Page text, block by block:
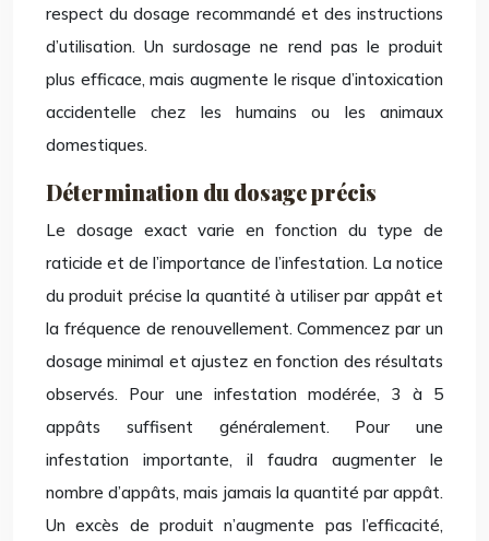
respect du dosage recommandé et des instructions
d’utilisation. Un surdosage ne rend pas le produit
plus efficace, mais augmente le risque d’intoxication
accidentelle chez les humains ou les animaux
domestiques.
Détermination du dosage précis
Le dosage exact varie en fonction du type de
raticide et de l’importance de l’infestation. La notice
du produit précise la quantité à utiliser par appât et
la fréquence de renouvellement. Commencez par un
dosage minimal et ajustez en fonction des résultats
observés. Pour une infestation modérée, 3 à 5
appâts suffisent généralement. Pour une
infestation importante, il faudra augmenter le
nombre d’appâts, mais jamais la quantité par appât.
Un excès de produit n’augmente pas l’efficacité,